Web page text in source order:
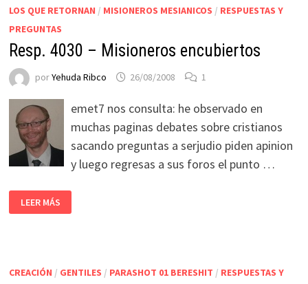
LOS QUE RETORNAN / MISIONEROS MESIANICOS / RESPUESTAS Y
PREGUNTAS
Resp. 4030 – Misioneros encubiertos
porYehuda Ribco 26/08/2008 1
emet7 nos consulta: he observado en
muchas paginas debates sobre cristianos
sacando preguntas a serjudio piden apinion
y luego regresas a sus foros el punto …
LEER MÁS
CREACIÓN / GENTILES / PARASHOT 01 BERESHIT / RESPUESTAS Y